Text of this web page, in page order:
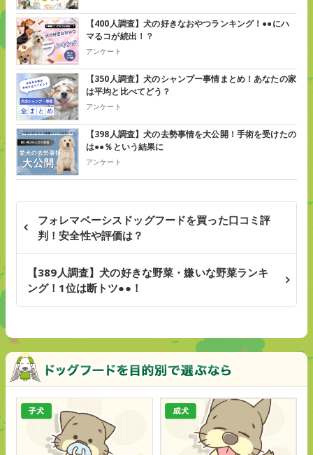
【400人調査】犬の好きなおやつランキング！●●にハ
マるコが続出！？
アンケート
【350人調査】犬のシャンプー事情まとめ！あなたの家
は平均と比べてどう？
アンケート
【398人調査】犬の去勢事情を大公開！手術を受けたの
は●●％という結果に
アンケート
フォレマベーシスドッグフードを買った口コミ評
判！安全性や評価は？
【389人調査】犬の好きな野菜・嫌いな野菜ランキ
ング！1位は断トツ●●！